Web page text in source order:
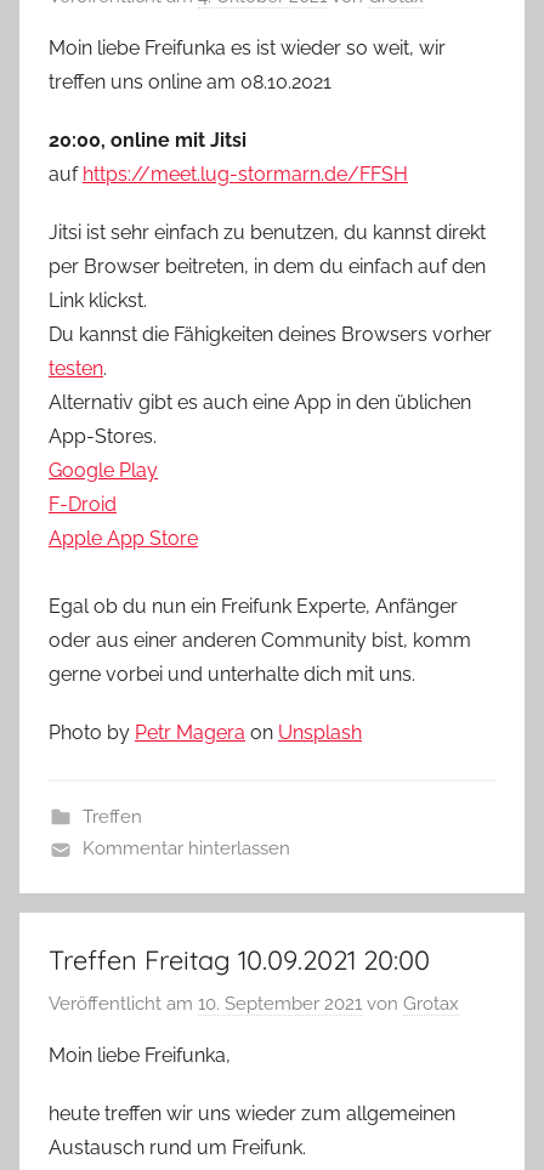
Moin liebe Freifunka es ist wieder so weit, wir
treffen uns online am 08.10.2021
20:00, online mit Jitsi
auf https://meet.lug-stormarn.de/FFSH
Jitsi ist sehr einfach zu benutzen, du kannst direkt
per Browser beitreten, in dem du einfach auf den
Link klickst.
Du kannst die Fähigkeiten deines Browsers vorher
testen.
Alternativ gibt es auch eine App in den üblichen
App-Stores.
Google Play
F-Droid
Apple App Store
Egal ob du nun ein Freifunk Experte, Anfänger
oder aus einer anderen Community bist, komm
gerne vorbei und unterhalte dich mit uns.
Photo by Petr Magera on Unsplash
Treffen
Kommentar hinterlassen
Treffen Freitag 10.09.2021 20:00
Veröffentlicht am 10. September 2021 von Grotax
Moin liebe Freifunka,
heute treffen wir uns wieder zum allgemeinen
Austausch rund um Freifunk.